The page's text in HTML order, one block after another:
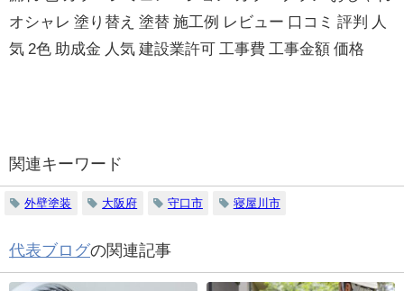
オシャレ 塗り替え 塗替 施工例 レビュー 口コミ 評判 人
気 2色 助成金 人気 建設業許可 工事費 工事金額 価格
関連キーワード
外壁塗装 大阪府 守口市 寝屋川市
代表ブログの関連記事